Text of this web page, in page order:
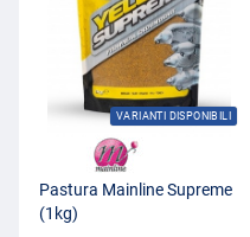
VARIANTI DISPONIBILI
Pastura Mainline Supreme
(1kg)